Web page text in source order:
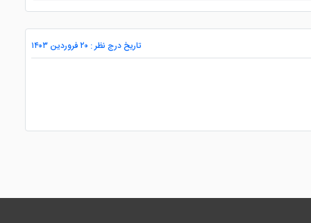
تاریخ درج نظر : ۲۰ فروردین ۱۴۰۳